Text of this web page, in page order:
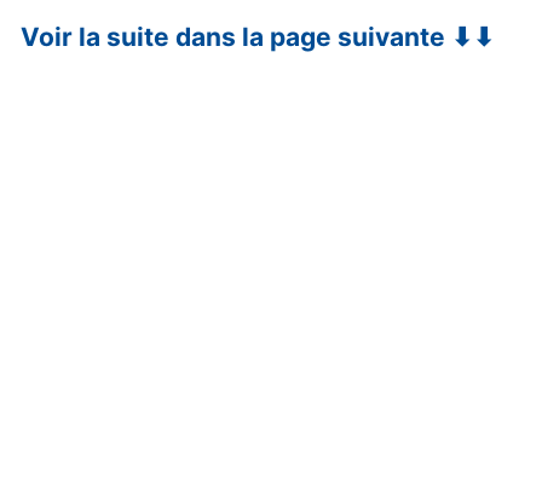
Voir la suite dans la page suivante ⬇⬇